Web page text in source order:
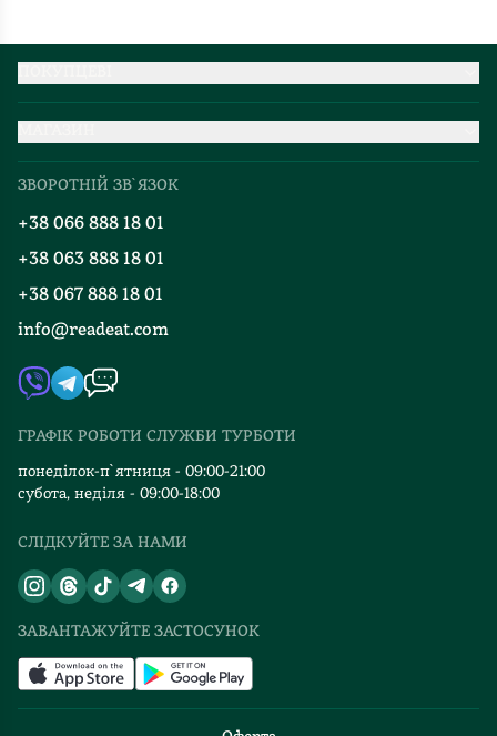
Про нас
Добірки
Блог
Події
Книгарні
Контакти
Автори
Видавництва
Відгуки та оцінка RDT
Партнерство
ЗВОРОТНІЙ ЗВ`ЯЗОК
+38 066 888 18 01
+38 063 888 18 01
+38 067 888 18 01
info@readeat.com
ГРАФІК РОБОТИ СЛУЖБИ ТУРБОТИ
понеділок-п`ятниця - 09:00-21:00
субота, неділя - 09:00-18:00
СЛІДКУЙТЕ ЗА НАМИ
ЗАВАНТАЖУЙТЕ ЗАСТОСУНОК